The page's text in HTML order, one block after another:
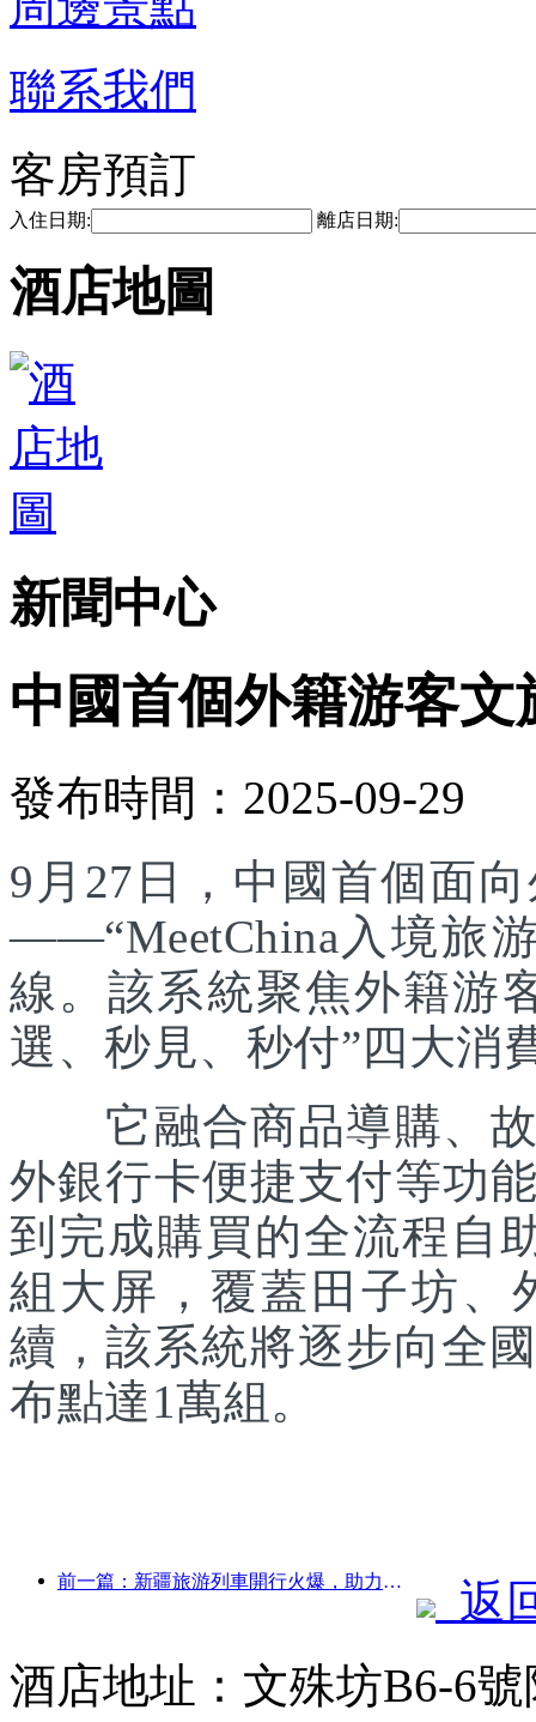
聯系我們
客房預訂
入住日期: 離店日期:
酒店地圖
新聞中心
中國首個外籍游客
發布時間：2025-09-29
9月27日，中國首個面
——“MeetChina入境旅
線。該系統聚焦外籍游
選、秒見、秒付”四大消
它融合商品導購、故
外銀行卡便捷支付等功
到完成購買的全流程自
組大屏，覆蓋田子坊、
續，該系統將逐步向全
布點達1萬組。
前一篇：新疆旅游列車開行火爆，助力文旅經濟蓬勃發展
返
酒店地址：文殊坊B6-6